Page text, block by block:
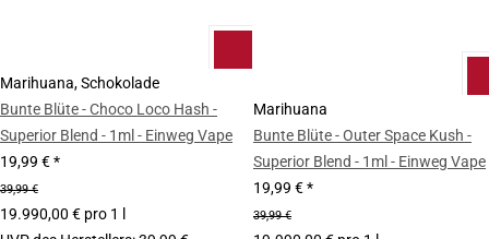
Marihuana, Schokolade
Bunte Blüte - Choco Loco Hash -
Superior Blend - 1ml - Einweg Vape
19,99 €*
39,99 €
19.990,00 € pro 1 l
Marihuana
Bunte Blüte - Outer Space Kush -
Superior Blend - 1ml - Einweg Vape
19,99 €*
39,99 €